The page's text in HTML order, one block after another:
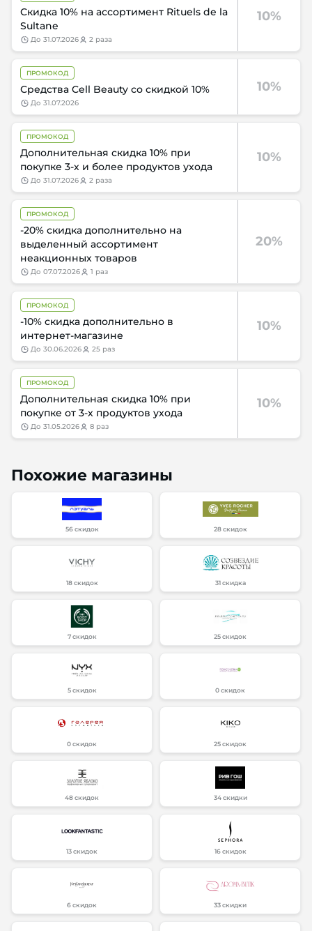
10%
Скидка 10% на ассортимент Rituels de la
Sultane
до 31.07.2026 2 раза
10%
ПРОМОКОД
Средства Cell Beauty со скидкой 10%
до 31.07.2026
10%
ПРОМОКОД
Дополнительная скидка 10% при
покупке 3-х и более продуктов ухода
до 31.07.2026 2 раза
20%
ПРОМОКОД
-20% скидка дополнительно на
выделенный ассортимент
неакционных товаров
до 07.07.2026 1 раз
10%
ПРОМОКОД
-10% скидка дополнительно в
интернет-магазине
до 30.06.2026 25 раз
10%
ПРОМОКОД
Дополнительная скидка 10% при
покупке от 3-х продуктов ухода
до 31.05.2026 8 раз
Похожие магазины
56 скидок 28 скидок
18 скидок 31 скидка
7 скидок 25 скидок
5 скидок 0 скидок
0 скидок 25 скидок
48 скидок 34 скидки
13 скидок 16 скидок
6 скидок 33 скидки